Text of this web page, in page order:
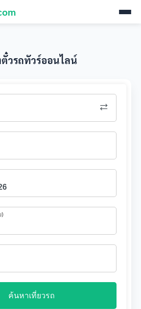
วรถทัวร์ออนไลน์
)
ค้นหาเที่ยวรถ